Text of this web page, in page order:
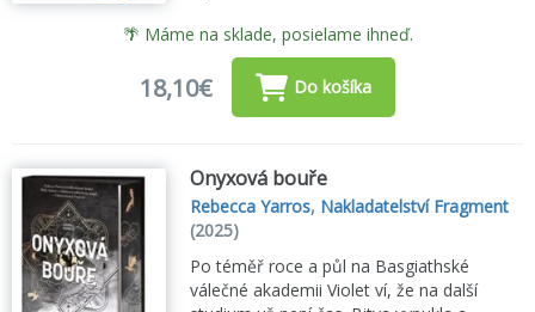
🌴 Máme na sklade, posielame ihneď.
18,10€ Do košíka
Onyxová bouře
Rebecca Yarros, Nakladatelství Fragment
(2025)
Po téměř roce a půl na Basgiathské
válečné akademii Violet ví, že na další